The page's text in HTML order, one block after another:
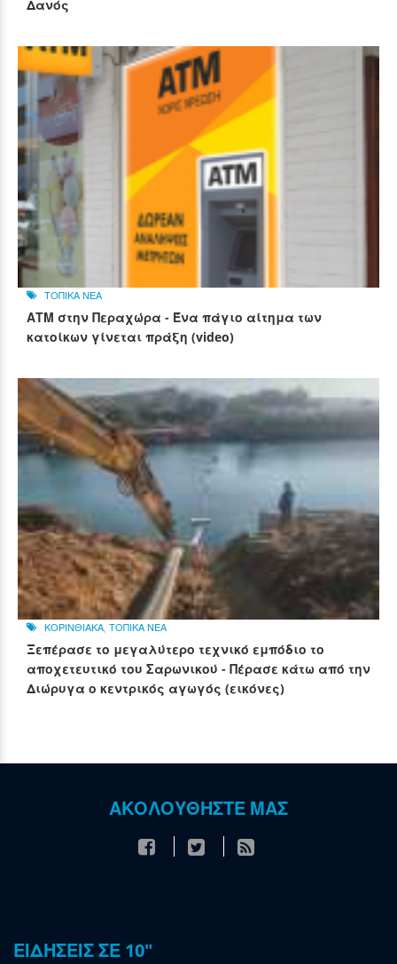
Δανός
ΤΟΠΙΚΑ ΝΕΑ
ΑΤΜ στην Περαχώρα - Ένα πάγιο αίτημα των
κατοίκων γίνεται πράξη (video)
ΚΟΡΙΝΘΙΑΚΑ, ΤΟΠΙΚΑ ΝΕΑ
Ξεπέρασε το μεγαλύτερο τεχνικό εμπόδιο το
αποχετευτικό του Σαρωνικού - Πέρασε κάτω από την
Διώρυγα ο κεντρικός αγωγός (εικόνες)
ΑΚΟΛΟΥΘΗΣΤΕ ΜΑΣ
ΕΙΔΗΣΕΙΣ ΣΕ 10"